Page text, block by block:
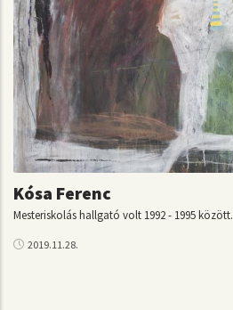
Kósa Ferenc
Mesteriskolás hallgató volt 1992 - 1995 között.
2019.11.28.